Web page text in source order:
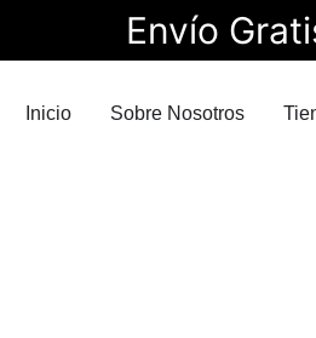
Envío
Inicio Sobre Nosotros